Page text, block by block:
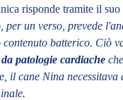
risponde tramite il
per un verso, prevede
contenuto batterico. Ciò
patologie cardiache
il cane Nina